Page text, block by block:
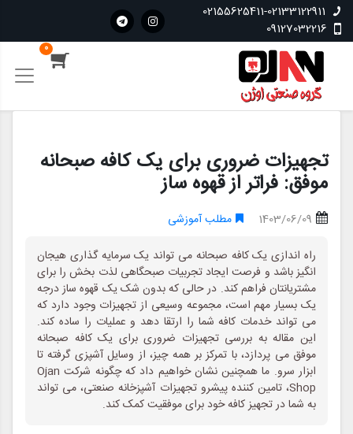
0
تجهیزات ضروری برای یک کافه صبحانه
موفق: فراتر از قهوه ساز
1403/06/09
مطلب آموزشی
راه اندازی یک کافه صبحانه می تواند یک سرمایه گذاری هیجان
انگیز باشد و فرصت ایجاد تجربیات صبحگاهی لذت بخش را برای
مشتریانتان فراهم کند. در حالی که بدون شک یک قهوه ساز درجه
یک بسیار مهم است، مجموعه وسیعی از تجهیزات وجود دارد که
می تواند خدمات کافه شما را ارتقا دهد و عملیات را ساده کند.
این مقاله به بررسی تجهیزات ضروری برای یک کافه صبحانه
موفق می پردازد، با تمرکز بر همه چیز، از وسایل آشپزی گرفته تا
ابزار سرو. ما همچنین نشان خواهیم داد که چگونه شرکت Ojan
Shop، تامین کننده پیشرو تجهیزات آشپزخانه صنعتی، می تواند
به شما در تجهیز کافه خود برای موفقیت کمک کند.